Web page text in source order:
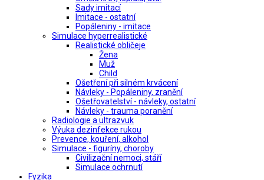
Sady imitací
Imitace - ostatní
Popáleniny - imitace
Simulace hyperrealistické
Realistické obličeje
Žena
Muž
Child
Ošetření při silném krvácení
Návleky - Popáleniny, zranění
Ošetřovatelství - návleky, ostatní
Návleky - trauma poranění
Radiologie a ultrazvuk
Výuka dezinfekce rukou
Prevence, kouření, alkohol
Simulace - figuríny, choroby
Civilizační nemoci, stáří
Simulace ochrnutí
Fyzika